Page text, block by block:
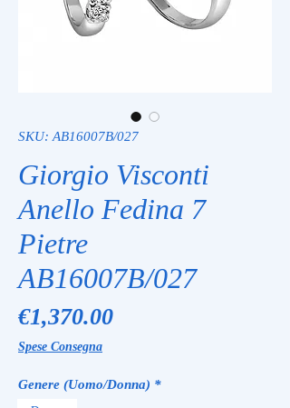
SKU: AB16007B/027
Giorgio Visconti
Anello Fedina 7
Pietre
AB16007B/027
€1,370.00Price
Spese Consegna
Genere (Uomo/Donna) *